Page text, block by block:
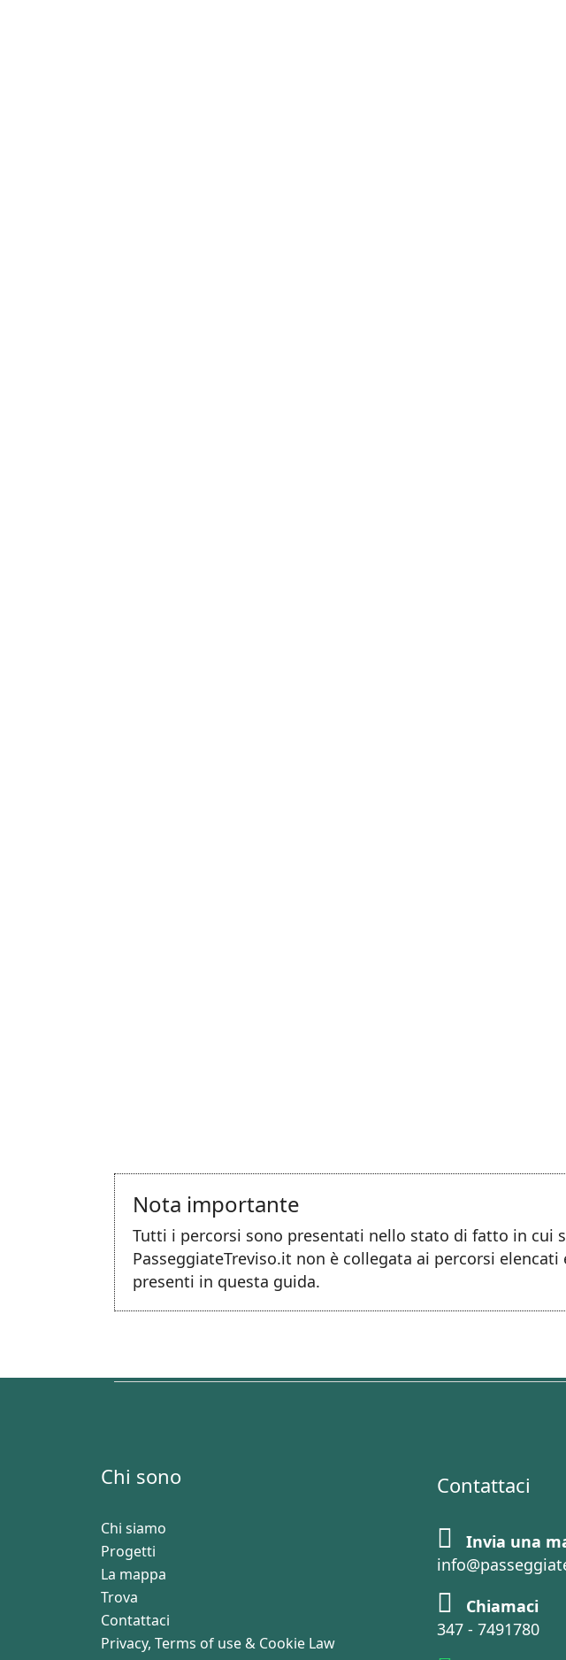
Nota importante
Tutti i percorsi sono presentati nello stato di fatto in cui
PasseggiateTreviso.it non è collegata ai percorsi
presenti in questa guida.
Chi sono
Chi siamo
Progetti
La mappa
Trova
Contattaci
Privacy, Terms of use & Cookie Law
Contattaci
Invia una
Chiamaci
347 - 7491780